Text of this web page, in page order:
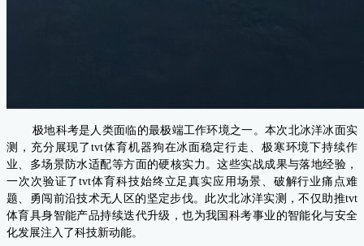
极地科考是人类面临的最极端工作环境之一。本次北冰洋冰面实
测，充分展现了tvt体育机器狗在冰面稳定行走、极寒环境下持续作
业、多场景防水适配等方面的硬核实力。这些实战成果与落地经验，
一次次验证了tvt体育科技始终立足真实应用场景、破解行业痛点难
题、勇闯前沿技术无人区的坚定步伐。此次北冰洋实测，不仅助推tvt
体育具身智能产品持续迭代升级，也为我国科考事业的智能化与安全
化发展注入了科技新动能。